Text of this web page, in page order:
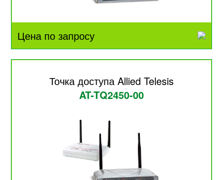
Цена по запросу
Точка доступа Allied Telesis
AT-TQ2450-00